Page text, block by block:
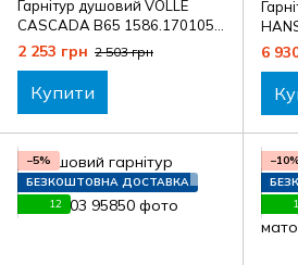
Гарнітур душовий VOLLE
CASCADA B65 1586.170105,
графітовий
2 253 грн 2 503 грн
Купити
6
−5%
БЕЗКОШТОВНА ДОСТАВКА
12